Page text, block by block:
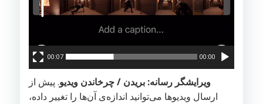
00:00
00:07
ویرایشگر رسانه: بریدن / چرخاندن ویدیو. پیش از
ارسال ویدیوها می‌توانید اندازه‌ی آن‌ها را تغییر داده،